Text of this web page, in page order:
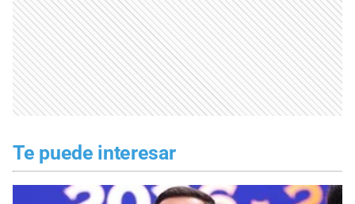
Te puede interesar